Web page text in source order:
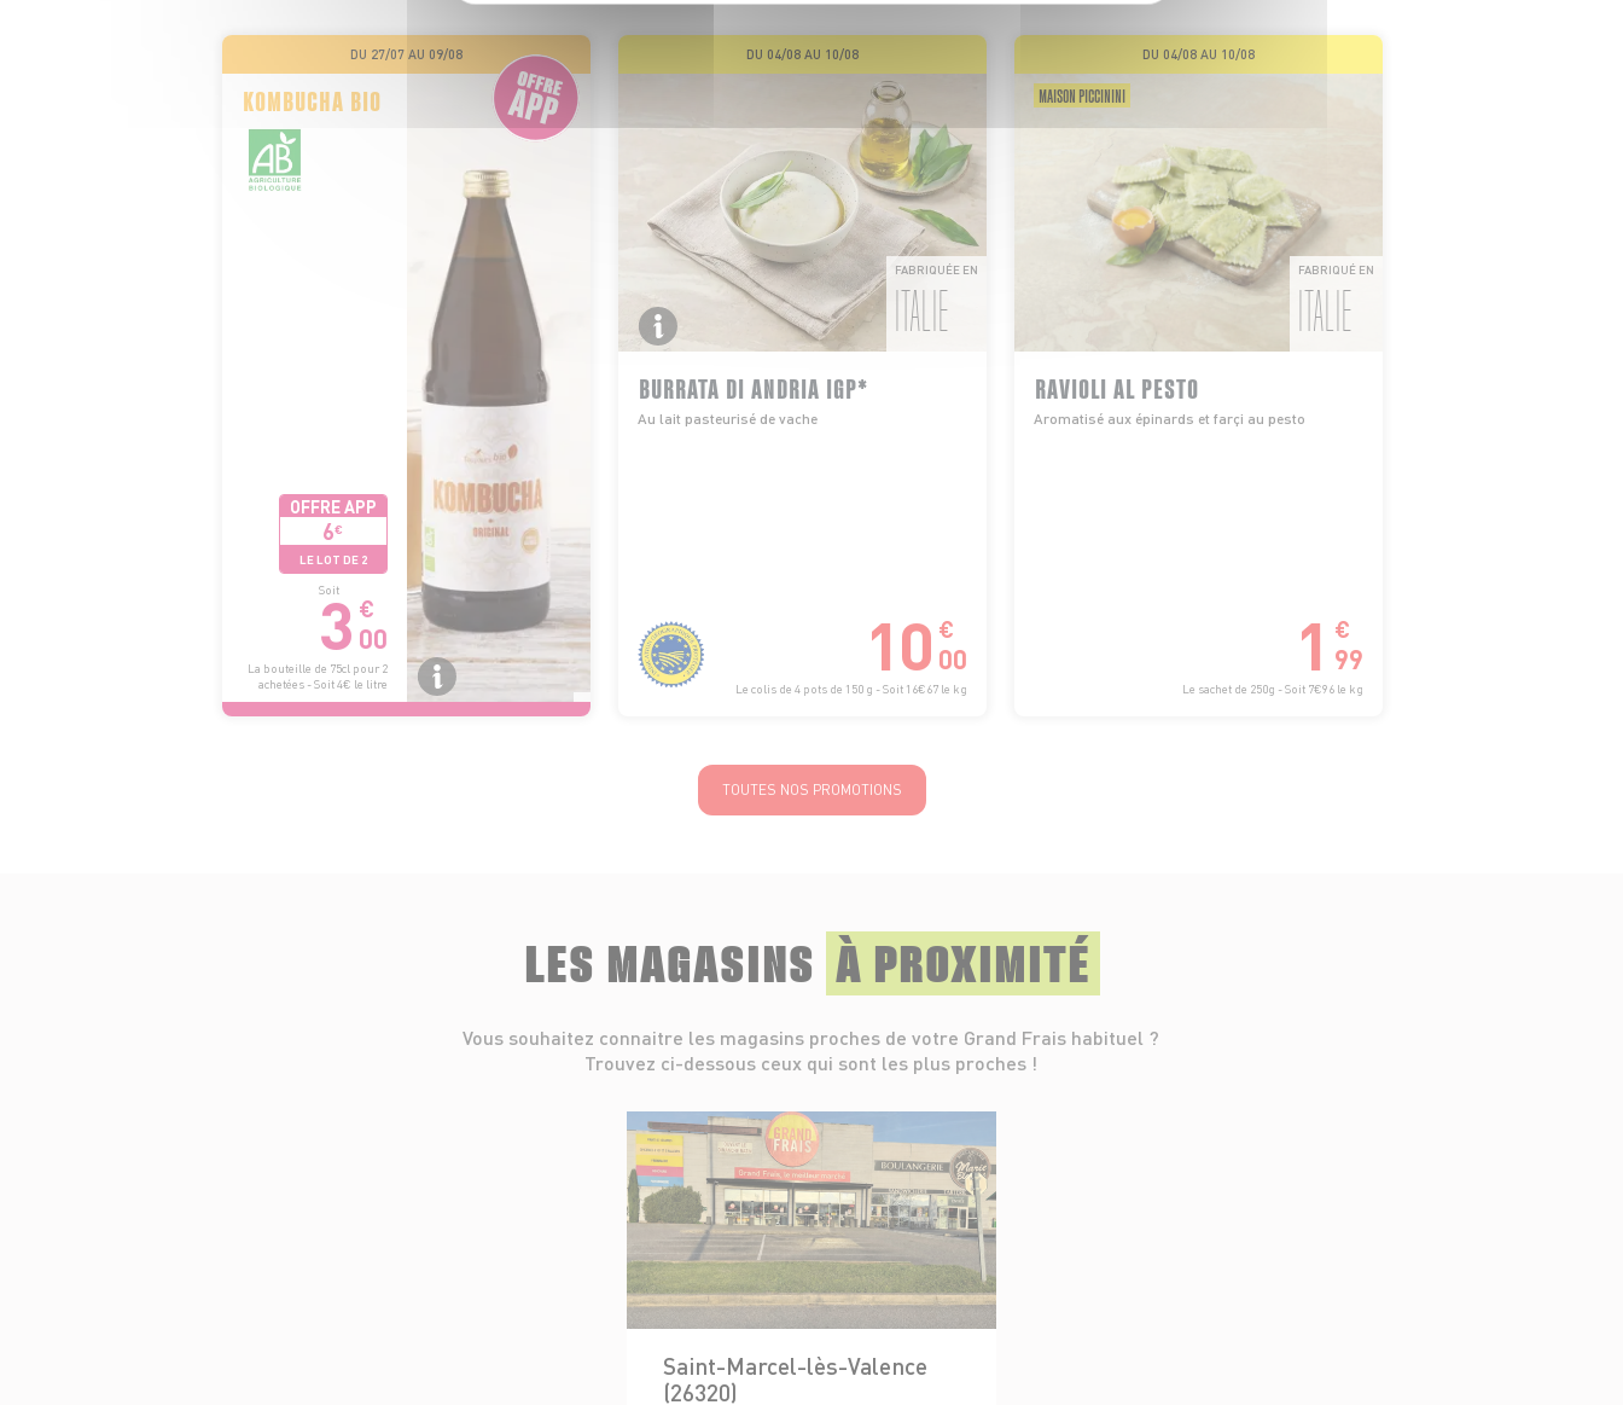
DU 27/07 AU 09/08
KOMBUCHA BIO
OFFRE APP
6€
LE LOT DE 2
Soit
3 €
00
La bouteille de 75cl pour 2
achetées - Soit 4€ le litre
DU 04/08 AU 10/08
FABRIQUÉE EN
ITALIE
BURRATA DI ANDRIA IGP*
Au lait pasteurisé de vache
10 €
00
Le colis de 4 pots de 150 g - Soit 16€67 le kg
DU 04/08 AU 10/08
MAISON PICCININI
FABRIQUÉ EN
ITALIE
RAVIOLI AL PESTO
Aromatisé aux épinards et farçi au pesto
1 €
99
Le sachet de 250g - Soit 7€96 le kg
TOUTES NOS PROMOTIONS
LES MAGASINS À PROXIMITÉ
Vous souhaitez connaitre les magasins proches de votre Grand Frais habituel ?
Trouvez ci-dessous ceux qui sont les plus proches !
Saint-Marcel-lès-Valence
(26320)